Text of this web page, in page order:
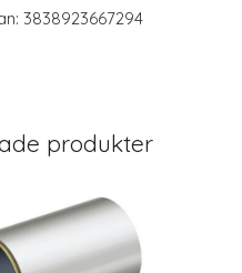
3838923667294
produkter